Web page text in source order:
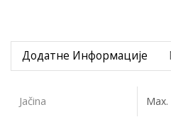
Додатне Информације
Jačina Max.